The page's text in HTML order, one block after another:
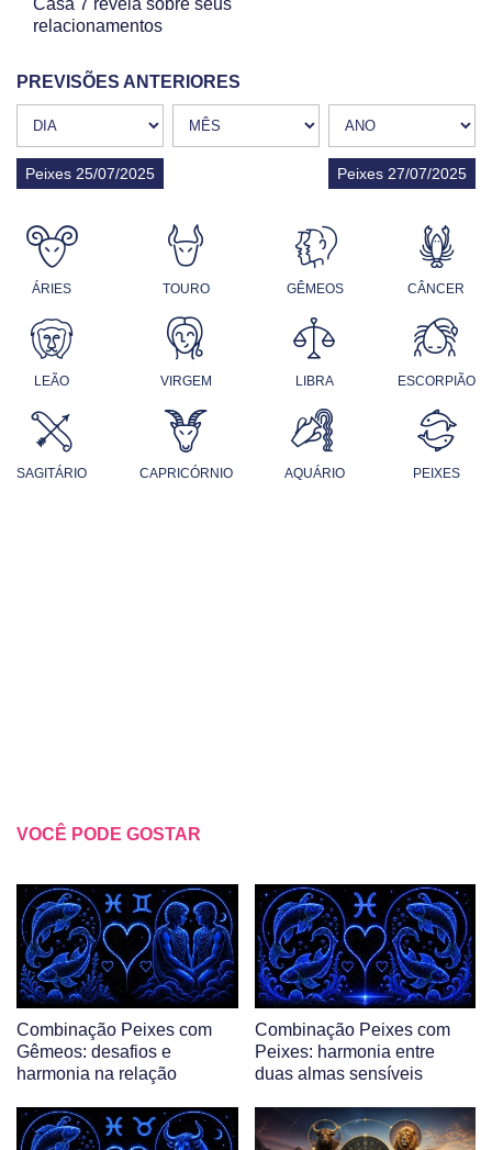
relacionamentos
PREVISÕES ANTERIORES
Peixes 25/07/2025 Peixes 27/07/2025
ÁRIES TOURO GÊMEOS CÂNCER
LEÃO VIRGEM LIBRA ESCORPIÃO
SAGITÁRIO CAPRICÓRNIO AQUÁRIO PEIXES
VOCÊ PODE GOSTAR
Combinação Peixes com
Gêmeos: desafios e
harmonia na relação
Combinação Peixes com
Peixes: harmonia entre
duas almas sensíveis